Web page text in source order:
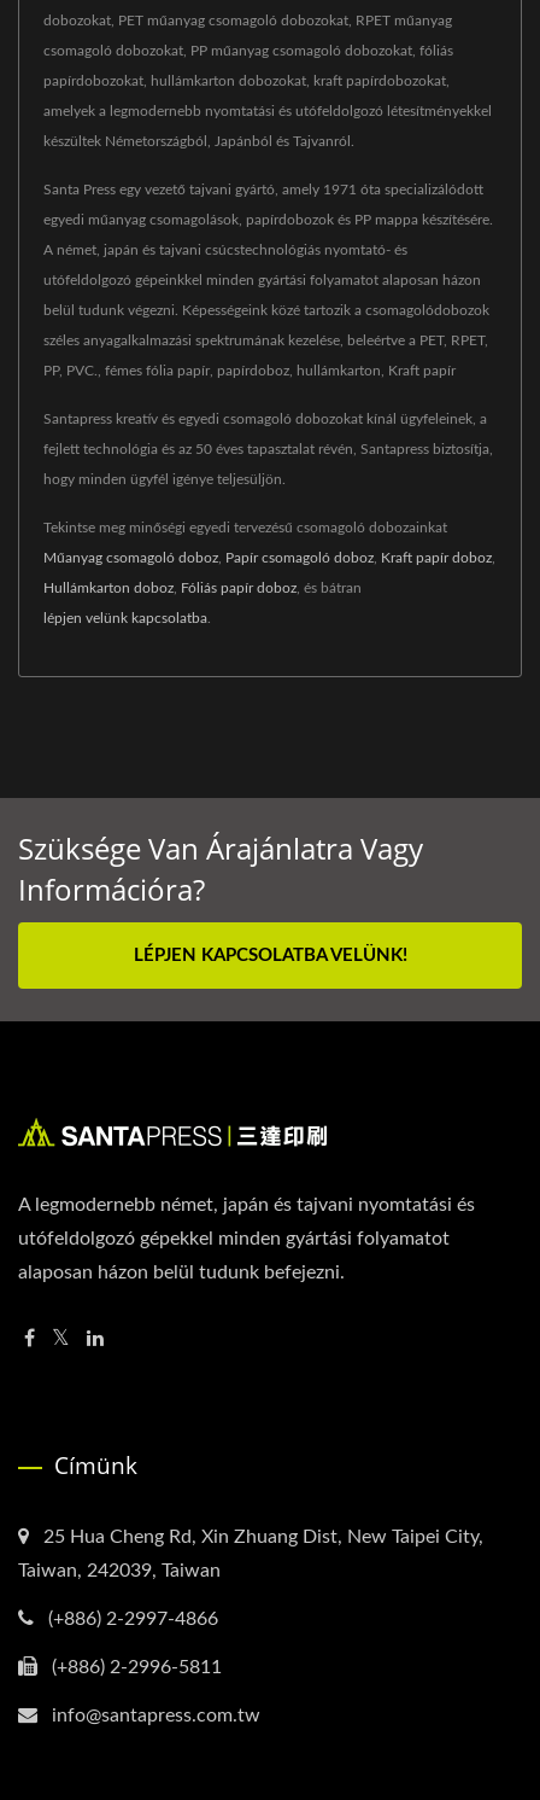
dobozokat, PET műanyag csomagoló dobozokat, RPET műanyag
csomagoló dobozokat, PP műanyag csomagoló dobozokat, fóliás
papírdobozokat, hullámkarton dobozokat, kraft papírdobozokat,
amelyek a legmodernebb nyomtatási és utófeldolgozó létesítményekkel
készültek Németországból, Japánból és Tajvanról.
Santa Press egy vezető tajvani gyártó, amely 1971 óta specializálódott
egyedi műanyag csomagolások, papírdobozok és PP mappa készítésére.
A német, japán és tajvani csúcstechnológiás nyomtató- és
utófeldolgozó gépeinkkel minden gyártási folyamatot alaposan házon
belül tudunk végezni. Képességeink közé tartozik a csomagolódobozok
széles anyagalkalmazási spektrumának kezelése, beleértve a PET, RPET,
PP, PVC., fémes fólia papír, papírdoboz, hullámkarton, Kraft papír
Santapress kreatív és egyedi csomagoló dobozokat kínál ügyfeleinek, a
fejlett technológia és az 50 éves tapasztalat révén, Santapress biztosítja,
hogy minden ügyfél igénye teljesüljön.
Tekintse meg minőségi egyedi tervezésű csomagoló dobozainkat
Műanyag csomagoló doboz, Papír csomagoló doboz, Kraft papír doboz,
Hullámkarton doboz, Fóliás papír doboz, és bátran
lépjen velünk kapcsolatba.
Szüksége Van Árajánlatra Vagy
Információra?
LÉPJEN KAPCSOLATBA VELÜNK!
A legmodernebb német, japán és tajvani nyomtatási és
utófeldolgozó gépekkel minden gyártási folyamatot
alaposan házon belül tudunk befejezni.
Címünk
25 Hua Cheng Rd, Xin Zhuang Dist, New Taipei City,
Taiwan, 242039, Taiwan
(+886) 2-2997-4866
(+886) 2-2996-5811
info@santapress.com.tw